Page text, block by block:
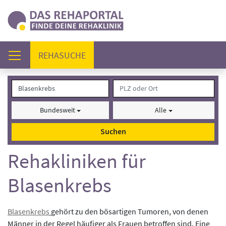
REHASUCHE(AKTUELL)
Bundesweit Alle
Suchen
Rehakliniken für
Blasenkrebs
Blasenkrebs gehört zu den bösartigen Tumoren, von denen
Männer in der Regel häufiger als Frauen betroffen sind. Eine